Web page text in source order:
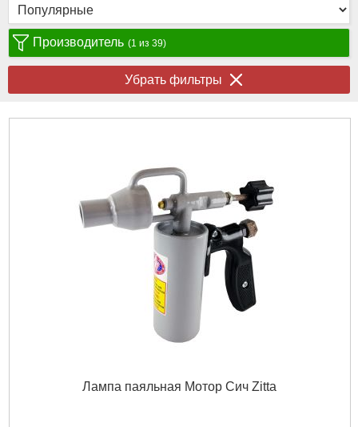
Производитель (1 из 39)
Убрать фильтры
Лампа паяльная Мотор Сич Zitta